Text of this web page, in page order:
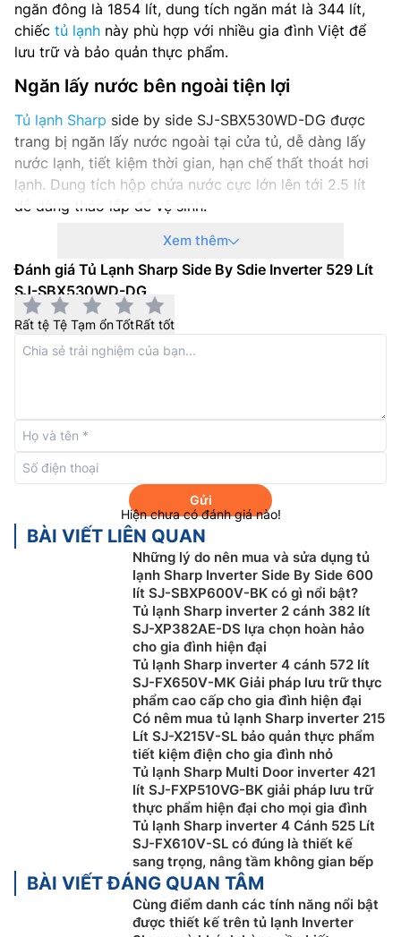
ngăn đông là 1854 lít, dung tích ngăn mát là 344 lít,
chiếc tủ lạnh này phù hợp với nhiều gia đình Việt để
lưu trữ và bảo quản thực phẩm.
Ngăn lấy nước bên ngoài tiện lợi
Tủ lạnh Sharp side by side SJ-SBX530WD-DG được
trang bị ngăn lấy nước ngoài tại cửa tủ, dễ dàng lấy
nước lạnh, tiết kiệm thời gian, hạn chế thất thoát hơi
lạnh. Dung tích hộp chứa nước cực lớn lên tới 2.5 lít
dễ dàng tháo lắp để vệ sinh.
Công nghê inverter tiết kiệm điện tối ưu
Tủ lạnh Sharp 2 cánh
529 lít SJ-SBX530WD-DG được
trang bị máy nén inverter kết hợp với vi xử lý phân
tích dữ liệu từ hệ thống cảm biến thông minh giúp tự
động đặt các chu kỳ làm lạnh và rã đông chính xác,
thích ứng tối đa với nhu cầu sử dụng của từng gia đình
từ đó giúp tiết kiệm tối đa điện năng tiêu thụ.
Kháng khuẩn, khử mùi với bộ lọc AG+ CU
Tủ lạnh Sharp inverter SJ-SBX530WD-DG được trang
bị bộ lọc AG+ CU có tác dụng ức chế vi khuẩn, hạn
chế sự phát triển của nấm mốc và khử mùi hiệu quả,
Xem thêm
Đánh giá Tủ Lạnh Sharp Side By Sdie Inverter 529 Lít
SJ-SBX530WD-DG
Rất tệ Tệ Tạm ổnTốtRất tốt
Gửi
Hiện chưa có đánh giá nào!
BÀI VIẾT LIÊN QUAN
Những lý do nên mua và sửa dụng tủ
lạnh Sharp Inverter Side By Side 600
lít SJ-SBXP600V-BK có gì nổi bật?
Tủ lạnh Sharp inverter 2 cánh 382 lít
SJ-XP382AE-DS lựa chọn hoàn hảo
cho gia đình hiện đại
Tủ lạnh Sharp inverter 4 cánh 572 lít
SJ-FX650V-MK Giải pháp lưu trữ thực
phẩm cao cấp cho gia đình hiện đại
Có nêm mua tủ lạnh Sharp inverter 215
Lít SJ-X215V-SL bảo quản thực phẩm
tiết kiệm điện cho gia đình nhỏ
Tủ lạnh Sharp Multi Door inverter 421
lít SJ-FXP510VG-BK giải pháp lưu trữ
thực phẩm hiện đại cho mọi gia đình
Tủ lạnh Sharp inverter 4 Cánh 525 Lít
SJ-FX610V-SL có đúng là thiết kế
sang trọng, nâng tầm không gian bếp
BÀI VIẾT ĐÁNG QUAN TÂM
Cùng điểm danh các tính năng nổi bật
được thiết kế trên tủ lạnh Inverter